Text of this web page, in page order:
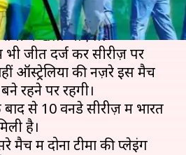
पांच मैचों की वनडे सीरीज़ का
में खेला जाएगा।
जीत दर्ज कर सीरीज़ पर
ऑस्ट्रेलिया की नज़रे इस मैच
रहने पर रहेंगी।
बाद से 10 वनडे सीरीज़ में भारत
है।
मैच में दोनों टीमों की प्लेइंग